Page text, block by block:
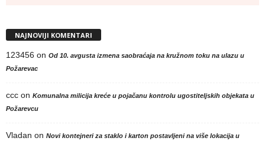
NAJNOVIJI KOMENTARI
123456 on Od 10. avgusta izmena saobraćaja na kružnom toku na ulazu u
Požarevac
ccc on Komunalna milicija kreće u pojačanu kontrolu ugostiteljskih objekata u
Požarevcu
Vladan on Novi kontejneri za staklo i karton postavljeni na više lokacija u